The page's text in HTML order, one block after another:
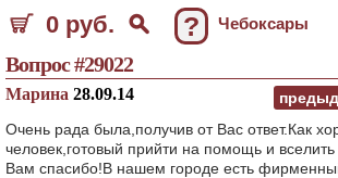
0 руб. ? Чебоксары
Вопрос #29022
Марина 28.09.14
Очень рада была,получив от Вас ответ.Как
человек,готовый прийти на помощь и
Вам спасибо!В нашем городе есть